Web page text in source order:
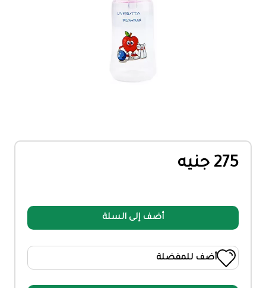
275 جنيه
أضف إلى السلة
أضف للمفضلة